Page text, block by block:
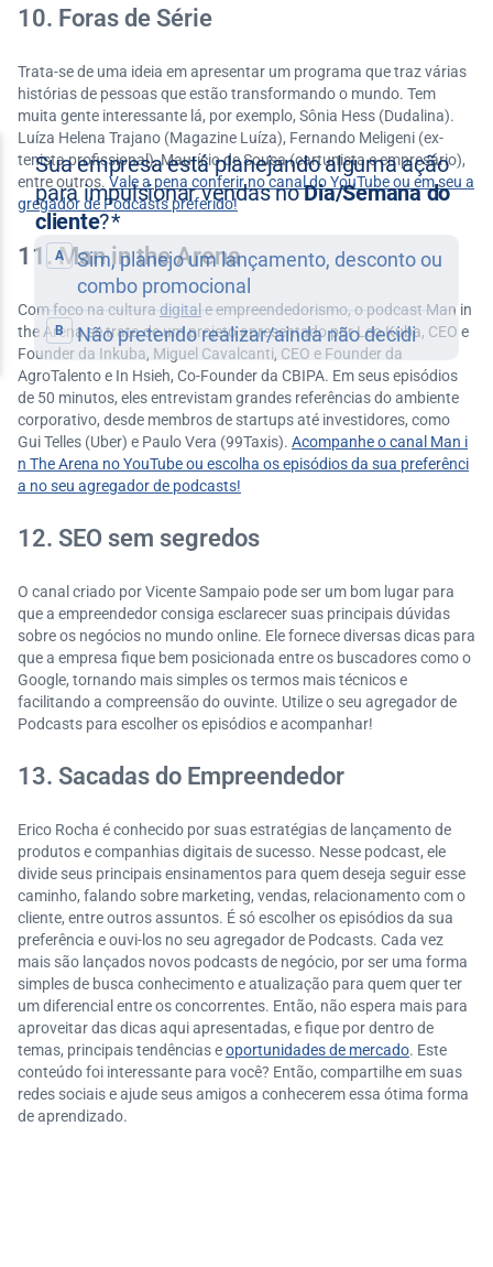
10. Foras de Série
Trata-se de uma ideia em apresentar um programa que traz várias
histórias de pessoas que estão transformando o mundo. Tem
muita gente interessante lá, por exemplo, Sônia Hess (Dudalina).
Luíza Helena Trajano (Magazine Luíza), Fernando Meligeni (ex-
tenista profissional), Maurício de Sousa (cartunista e empresário),
entre outros. Vale a pena conferir no canal do YouTube ou em seu a
gregador de Podcasts preferido!
11. Man in the Arena
Com foco na cultura digital e empreendedorismo, o podcast Man in
the Arena se trata de um projeto apresentado por Leo Kuba, CEO e
Founder da Inkuba, Miguel Cavalcanti, CEO e Founder da
AgroTalento e In Hsieh, Co-Founder da CBIPA. Em seus episódios
de 50 minutos, eles entrevistam grandes referências do ambiente
corporativo, desde membros de startups até investidores, como
Gui Telles (Uber) e Paulo Vera (99Taxis). Acompanhe o canal Man i
n The Arena no YouTube ou escolha os episódios da sua preferênci
a no seu agregador de podcasts!
12. SEO sem segredos
O canal criado por Vicente Sampaio pode ser um bom lugar para
que a empreendedor consiga esclarecer suas principais dúvidas
sobre os negócios no mundo online. Ele fornece diversas dicas para
que a empresa fique bem posicionada entre os buscadores como o
Google, tornando mais simples os termos mais técnicos e
facilitando a compreensão do ouvinte. Utilize o seu agregador de
Podcasts para escolher os episódios e acompanhar!
13. Sacadas do Empreendedor
Erico Rocha é conhecido por suas estratégias de lançamento de
produtos e companhias digitais de sucesso. Nesse podcast, ele
divide seus principais ensinamentos para quem deseja seguir esse
caminho, falando sobre marketing, vendas, relacionamento com o
cliente, entre outros assuntos. É só escolher os episódios da sua
preferência e ouvi-los no seu agregador de Podcasts. Cada vez
mais são lançados novos podcasts de negócio, por ser uma forma
simples de busca conhecimento e atualização para quem quer ter
um diferencial entre os concorrentes. Então, não espera mais para
aproveitar das dicas aqui apresentadas, e fique por dentro de
temas, principais tendências eoportunidades de mercado. Este
conteúdo foi interessante para você? Então, compartilhe em suas
redes sociais e ajude seus amigos a conhecerem essa ótima forma
de aprendizado.